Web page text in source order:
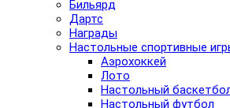
Бильярд
Дартс
Награды
Настольные спортивные
Аэрохоккей
Лото
Настольный
Настольный футбол